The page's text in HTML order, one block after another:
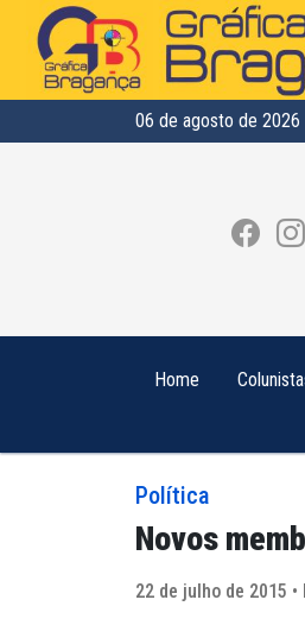
06 de agosto de 2026
Home
Política
Novos
22 de julho de 2015 •